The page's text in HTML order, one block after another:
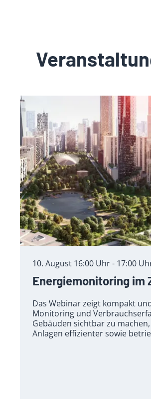
10. August 16:00 Uhr - 17:00
Energiemonitoring im
Das Webinar zeigt kompakt
Monitoring und
Gebäuden sichtbar zu
Anlagen effizienter sowie